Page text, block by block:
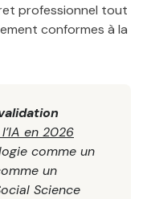
professionnel tout
conformes à la
en 2026
comme un
un
Science